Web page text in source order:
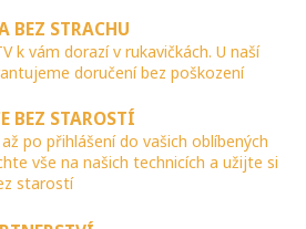
BEZ STRACHU
k vám dorazí v rukavičkách. U naší
doručení bez poškození
BEZ STAROSTÍ
po přihlášení do vašich oblíbených
vše na našich technicích a užijte si
starostí